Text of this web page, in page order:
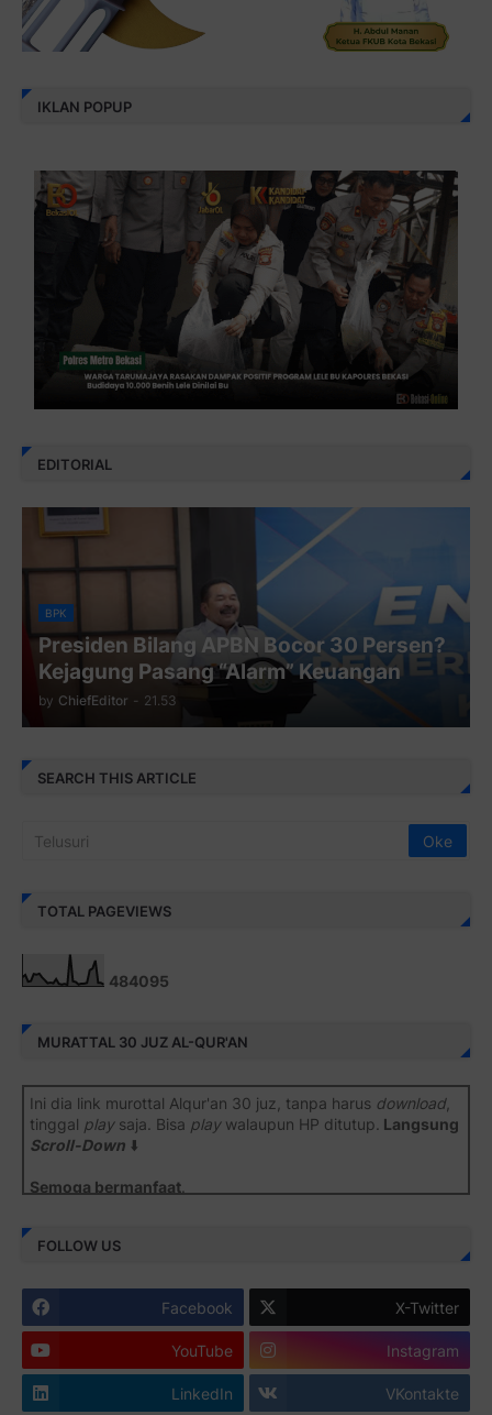
IKLAN POPUP
EDITORIAL
BPK
Presiden Bilang APBN Bocor 30 Persen?
Kejagung Pasang “Alarm” Keuangan
by ChiefEditor - 21.53
SEARCH THIS ARTICLE
TOTAL PAGEVIEWS
484095
MURATTAL 30 JUZ AL-QUR'AN
Ini dia link murottal Alqur'an 30 juz, tanpa harus download,
tinggal playsaja. Bisa playwalaupun HP ditutup. Langsung
Scroll-Down ⬇️
Semoga bermanfaat
Juz 1 ⇨
Juz 3 ⇨ http://j.mp/2bFSrtF
Juz 4 ⇨ http://j.mp/2b8SXi3
Juz 5 ⇨ http://j.mp/2b8RZm3
FOLLOW US
Facebook X-Twitter
YouTube Instagram
LinkedIn VKontakte